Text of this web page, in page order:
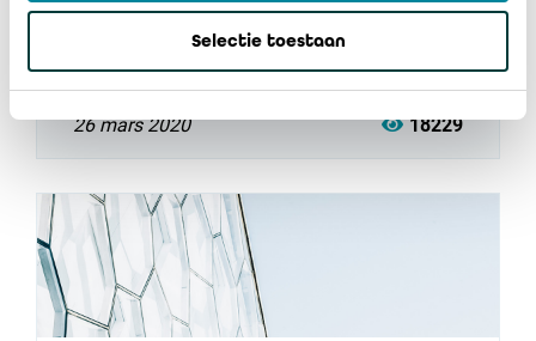
Selectie toestaan
26 mars 2020 18229